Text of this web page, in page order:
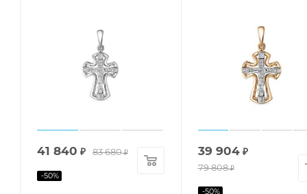
41 840 ₽ 83 680₽
-50%
39 904₽
79 808₽
-50%